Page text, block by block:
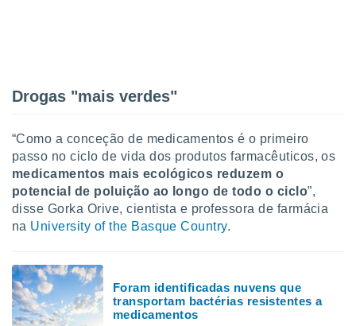
Drogas "mais verdes"
“Como a conceção de medicamentos é o primeiro
passo no ciclo de vida dos produtos farmacêuticos, os
medicamentos mais ecológicos reduzem o
potencial de poluição ao longo de todo o ciclo”,
disse Gorka Orive, cientista e professora de farmácia
na University of the Basque Country.
Foram identificadas nuvens que
transportam bactérias resistentes a
medicamentos